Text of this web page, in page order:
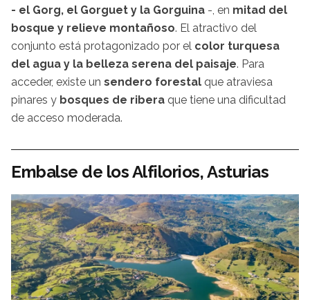
- el Gorg, el Gorguet y la Gorguina -, en mitad del
bosque y relieve montañoso. El atractivo del
conjunto está protagonizado por el color turquesa
del agua y la belleza serena del paisaje. Para
acceder, existe un sendero forestal que atraviesa
pinares y bosques de ribera que tiene una dificultad
de acceso moderada.
Embalse de los Alfilorios, Asturias